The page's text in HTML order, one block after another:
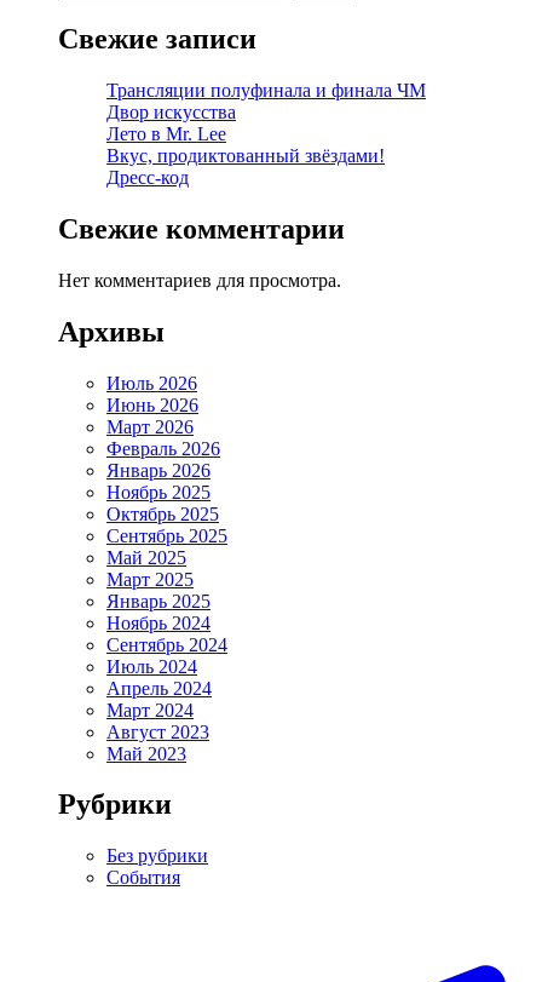
Свежие записи
Трансляции полуфинала и финала ЧМ
Двор искусства
Лето в Mr. Lee
Вкус, продиктованный звёздами!
Дресс-код
Свежие комментарии
Нет комментариев для просмотра.
Архивы
Июль 2026
Июнь 2026
Март 2026
Февраль 2026
Январь 2026
Ноябрь 2025
Октябрь 2025
Сентябрь 2025
Май 2025
Март 2025
Январь 2025
Ноябрь 2024
Сентябрь 2024
Июль 2024
Апрель 2024
Март 2024
Август 2023
Май 2023
Рубрики
Без рубрики
События